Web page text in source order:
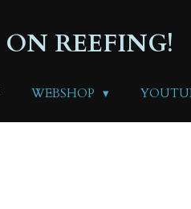
ON REEFING!
WEBSHOP